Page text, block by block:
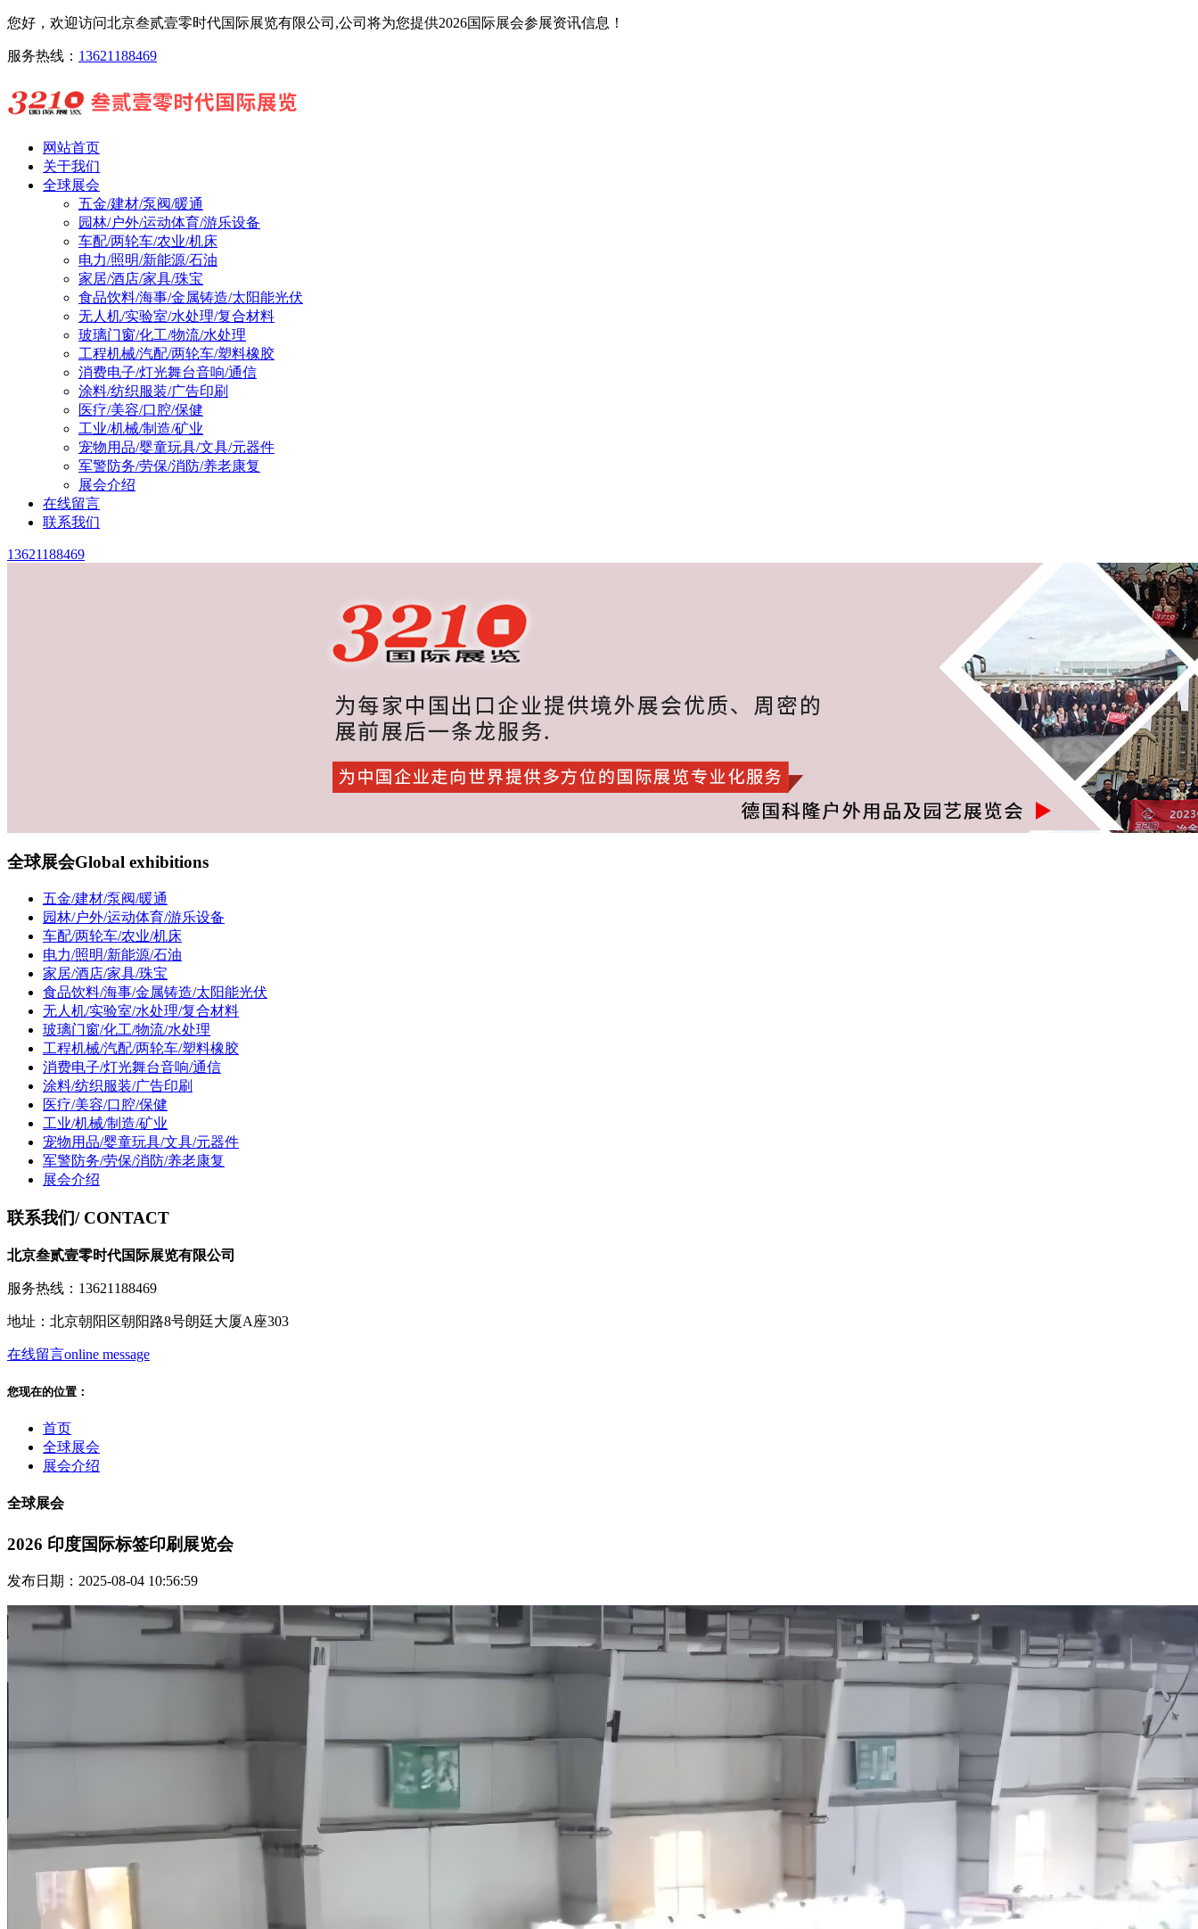
您好，欢迎访问北京叁贰壹零时代国际展览有限公司,公司将为您提供2026国际展会参展资讯信息！
服务热线： 13621188469
网站首页
关于我们
全球展会
五金/建材/泵阀/暖通
园林/户外/运动体育/游乐设备
车配/两轮车/农业/机床
电力/照明/新能源/石油
家居/酒店/家具/珠宝
食品饮料/海事/金属铸造/太阳能光伏
无人机/实验室/水处理/复合材料
玻璃门窗/化工/物流/水处理
工程机械/汽配/两轮车/塑料橡胶
消费电子/灯光舞台音响/通信
涂料/纺织服装/广告印刷
医疗/美容/口腔/保健
工业/机械/制造/矿业
宠物用品/婴童玩具/文具/元器件
军警防务/劳保/消防/养老康复
展会介绍
在线留言
联系我们
13621188469
全球展会Global exhibitions
五金/建材/泵阀/暖通
园林/户外/运动体育/游乐设备
车配/两轮车/农业/机床
电力/照明/新能源/石油
家居/酒店/家具/珠宝
食品饮料/海事/金属铸造/太阳能光伏
无人机/实验室/水处理/复合材料
玻璃门窗/化工/物流/水处理
工程机械/汽配/两轮车/塑料橡胶
消费电子/灯光舞台音响/通信
涂料/纺织服装/广告印刷
医疗/美容/口腔/保健
工业/机械/制造/矿业
宠物用品/婴童玩具/文具/元器件
军警防务/劳保/消防/养老康复
展会介绍
联系我们/ CONTACT
北京叁贰壹零时代国际展览有限公司
服务热线：13621188469
地址：北京朝阳区朝阳路8号朗廷大厦A座303
在线留言online message
您现在的位置：
首页
全球展会
展会介绍
全球展会
2026 印度国际标签印刷展览会
发布日期：2025-08-04 10:56:59